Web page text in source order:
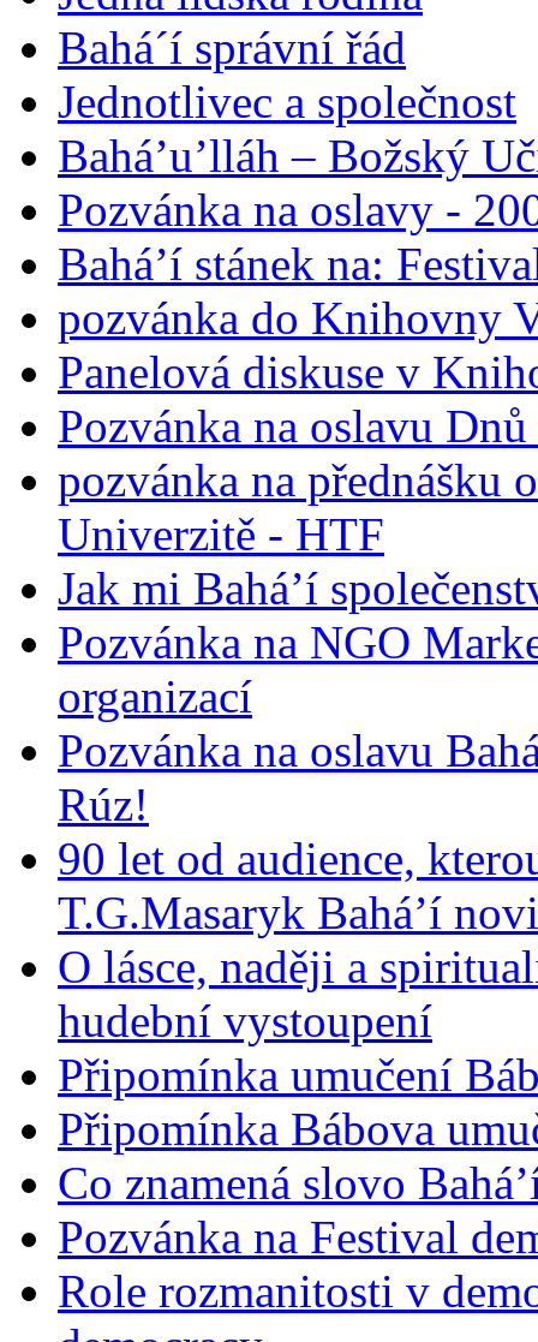
Bahá´í správní řád
Jednotlivec a společnost
Bahá’u’lláh – Božský
Pozvánka na oslavy -
Bahá’í stánek na:
pozvánka do Knihovny
Panelová diskuse v
Pozvánka na oslavu
pozvánka na přednášku
Univerzitě - HTF
Jak mi Bahá’í
Pozvánka na NGO
organizací
Pozvánka na oslavu
Rúz!
90 let od audience,
T.G.Masaryk Bahá’í
O lásce, naději a
hudební vystoupení
Připomínka umučení
Připomínka Bábova
Co znamená slovo
Pozvánka na Festival
Role rozmanitosti v